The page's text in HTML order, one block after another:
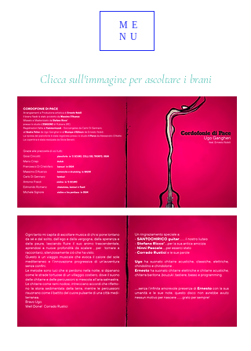
ME
NU
Clicca sull'immagine per ascoltare i brani